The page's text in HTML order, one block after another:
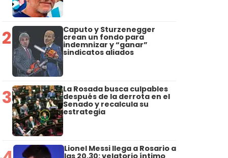
2 Caputo y Sturzenegger
crean un fondo para
indemnizar y “ganar”
sindicatos aliados
3 La Rosada busca culpables
después de la derrota en el
Senado y recalcula su
estrategia
Lionel Messi llega a Rosario a